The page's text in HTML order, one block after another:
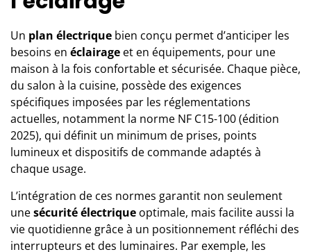
Un plan électrique bien conçu permet d’anticiper les
besoins en éclairage et en équipements, pour une
maison à la fois confortable et sécurisée. Chaque pièce,
du salon à la cuisine, possède des exigences
spécifiques imposées par les réglementations
actuelles, notamment la norme NF C15-100 (édition
2025), qui définit un minimum de prises, points
lumineux et dispositifs de commande adaptés à
chaque usage.
L’intégration de ces normes garantit non seulement
unesécurité électrique optimale, mais facilite aussi la
vie quotidienne grâce à un positionnement réfléchi des
interrupteurs et des luminaires. Par exemple, les